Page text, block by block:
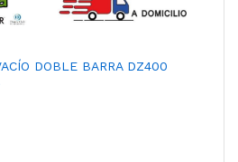
DOBLE BARRA DZ400